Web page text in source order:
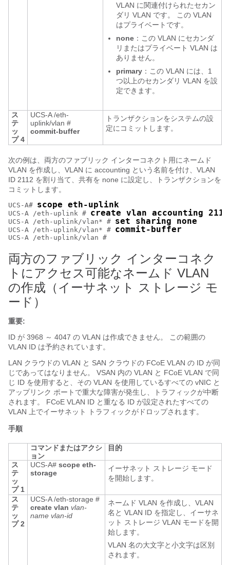
VLAN に関連付けられたセカン
ダリ VLAN です。 この VLAN
はプライベートです。
none ：この VLAN にセカンダ
リまたはプライベート VLAN は
ありません。
primary ：この VLAN には、1
つ以上のセカンダリ VLAN を設
定できます。
ス
テ
ッ
プ 4
UCS-A /eth-
uplink/vlan #
commit-buffer
トランザクションをシステムの設
定にコミットします。
次の例は、両方のファブリック インターコネクト用にネームド
VLAN を作成し、VLAN に accounting という名前を付け、VLAN
ID 2112 を割り当て、共有を none に設定し、トランザクションを
コミットします。
UCS-A# scope eth-uplink
UCS-A /eth-uplink # create vlan accounting 2112
UCS-A /eth-uplink/vlan* # set sharing none
UCS-A /eth-uplink/vlan* # commit-buffer
両方のファブリック インターコネク
トにアクセス可能なネームド VLAN
の作成（イーサネット ストレージ モ
ード）
重要:
ID が 3968 ～ 4047 の VLAN は作成できません。 この範囲の
VLAN ID は予約されています。
LAN クラウドの VLAN と SAN クラウドの FCoE VLAN の ID が同
じであってはなりません。 VSAN 内の VLAN と FCoE VLAN で同
じ ID を使用すると、その VLAN を使用しているすべての vNIC と
アップリンク ポートで重大な障害が発生し、トラフィックが中断
されます。 FCoE VLAN ID と重なる ID が設定されたすべての
VLAN 上でイーサネット トラフィックがドロップされます。
手順
コマンドまたはアクシ
ョン
目的
ス
テ
ッ
プ 1
UCS-A# scope eth-
storage
イーサネット ストレージ モード
を開始します。
ス
テ
ッ
プ 2
UCS-A /eth-storage #
create vlan vlan-
name vlan-id
ネームド VLAN を作成し、VLAN
名と VLAN ID を指定し、イーサネ
ット ストレージ VLAN モードを開
始します。
VLAN 名の大文字と小文字は区別
されます。